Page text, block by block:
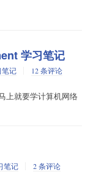
学习笔记
笔记
12 条评论
上就要学计算机网络
笔记
2 条评论